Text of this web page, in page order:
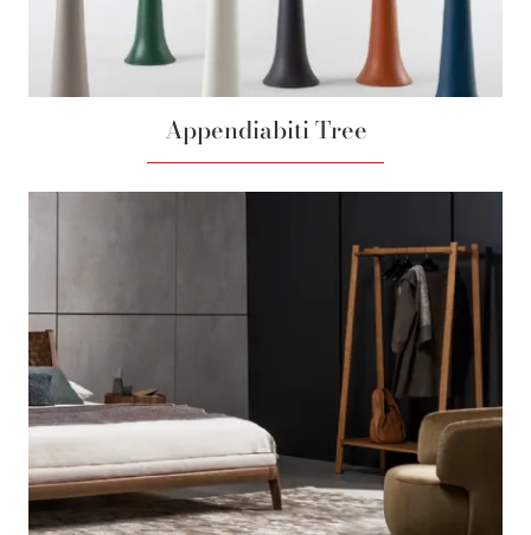
Appendiabiti Tree